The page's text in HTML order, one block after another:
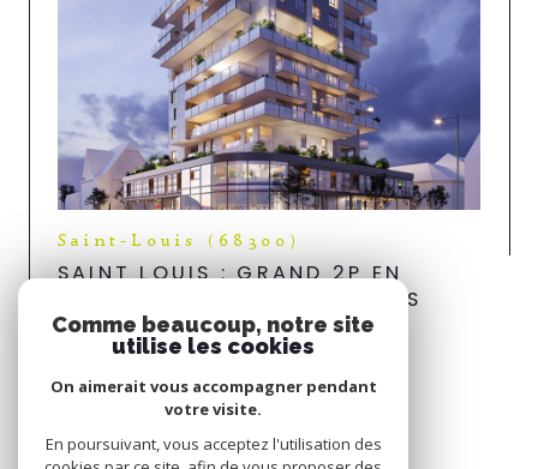
Saint-Louis (68300)
SAINT LOUIS : GRAND 2P EN
ÉTAGE SUPÉRIEUR AVEC TRÈS
BELLE VUE
Voir le bien
PROPRIÉTAIRE
Comme beaucoup, notre site
utilise les cookies
On aimerait vous accompagner pendant
votre visite.
En poursuivant, vous acceptez l'utilisation des